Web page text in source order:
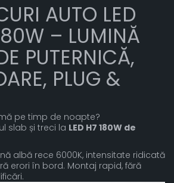
AUTO LED
– LUMINĂ
PUTERNICĂ,
PLUG &
pe timp de noapte?
slab și treci la LED H7 180W de
albă rece 6000K, intensitate ridicată
erori în bord. Montaj rapid, fără